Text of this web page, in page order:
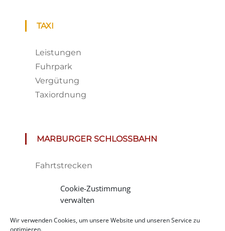
Cookie-Zustimmung
verwalten
Wir verwenden Cookies, um unsere Website und unseren Service zu
optimieren.
TAXI
Leistungen
Fuhrpark
Vergütung
Taxiordnung
MARBURGER SCHLOSSBAHN
Fahrtstrecken
Tickets
Impressionen